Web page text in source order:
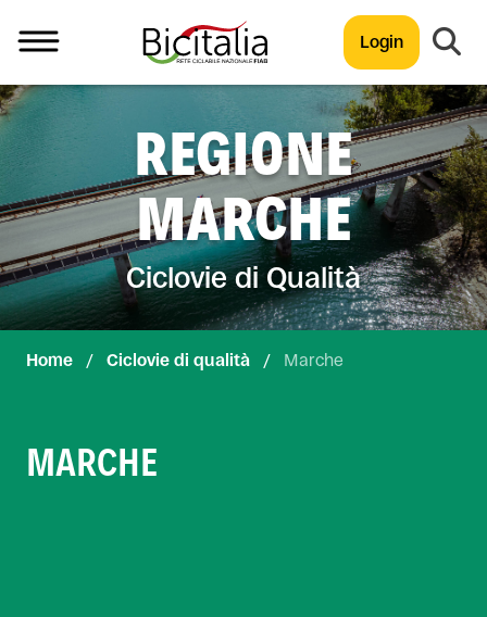
Login
TUTTO
REGIONE
MARCHE
Ciclovie di Qualità
Home / Ciclovie di qualità / Marche
MARCHE